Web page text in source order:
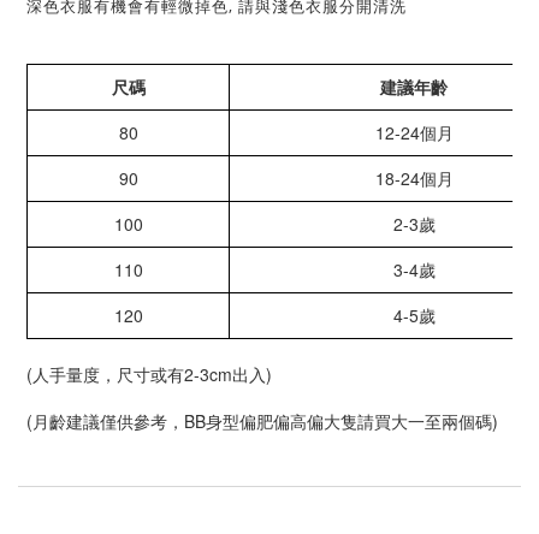
深色衣服有機會有輕微掉色, 請與淺色衣服分開清洗
尺碼
建議年齡
80
12-24個月
90
18-24個月
100
2-3歲
110
3-4歲
120
4-5歲
(人手量度，尺寸或有2-3cm出入)
(月齡建議僅供參考，BB身型偏肥偏高偏大隻請買大一至兩個碼)